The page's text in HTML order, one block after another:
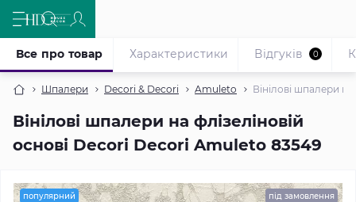
Шпалери Decori & Decori Amuleto Вінілові шпалери
Вінілові шпалери на флізеліновій
основі Decori Decori Amuleto 83549
Все про товар Характеристики Відгуків 0
популярний під замовлення